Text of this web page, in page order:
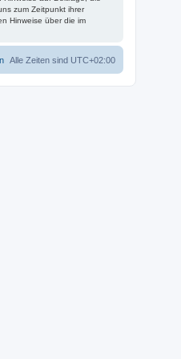
zum Zeitpunkt ihrer
Hinweise über die im
Alle Zeiten sind UTC+02:00